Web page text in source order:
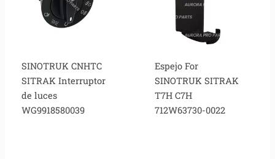
SINOTRUK CNHTC
SITRAK Interruptor
de luces
WG9918580039
Espejo For
SINOTRUK SITRAK
T7H C7H
712W63730-0022